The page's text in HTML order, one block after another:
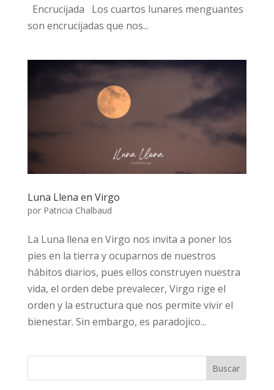
Encrucijada Los cuartos lunares menguantes
son encrucijadas que nos...
Luna Llena en Virgo
por Patricia Chalbaud
La Luna llena en Virgo nos invita a poner los
pies en la tierra y ocuparnos de nuestros
hábitos diarios, pues ellos construyen nuestra
vida, el orden debe prevalecer, Virgo rige el
orden y la estructura que nos permite vivir el
bienestar. Sin embargo, es paradojico...